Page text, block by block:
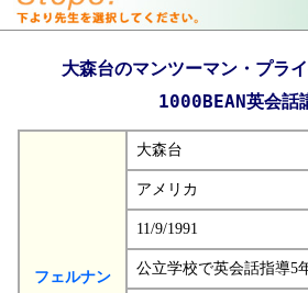
大森台のマンツーマン・プラ
1000BEAN英会話
フェルナン
大森台
アメリカ
11/9/1991
公立学校で英会話指導5